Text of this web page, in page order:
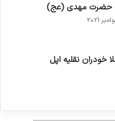
حضرت مهدی (عج)
خودران نقلیه اپل